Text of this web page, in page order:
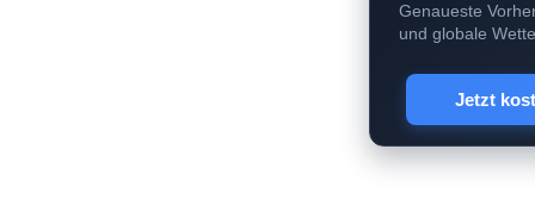
Genaueste
und globale
Jetzt